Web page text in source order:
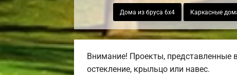
Дома из бруса 6х4 Каркасные
Внимание! Проекты, представленные
остекление, крыльцо или навес.